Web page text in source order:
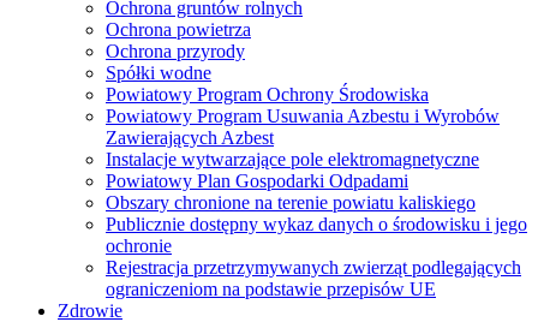
Ochrona gruntów rolnych
Ochrona powietrza
Ochrona przyrody
Spółki wodne
Powiatowy Program Ochrony Środowiska
Powiatowy Program Usuwania Azbestu i Wyrobów
Zawierających Azbest
Instalacje wytwarzające pole elektromagnetyczne
Powiatowy Plan Gospodarki Odpadami
Obszary chronione na terenie powiatu kaliskiego
Publicznie dostępny wykaz danych o środowisku i jego
ochronie
Rejestracja przetrzymywanych zwierząt podlegających
ograniczeniom na podstawie przepisów UE
Zdrowie